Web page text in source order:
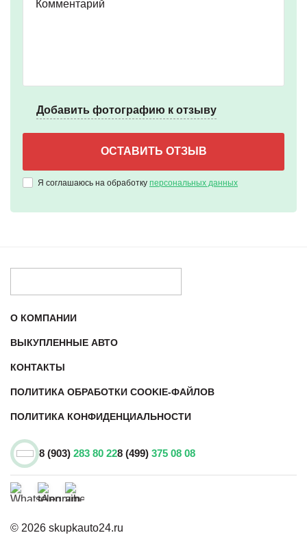
Добавить фотографию к отзыву
Я соглашаюсь на обработку персональных данных
О КОМПАНИИ
ВЫКУПЛЕННЫЕ АВТО
КОНТАКТЫ
ПОЛИТИКА ОБРАБОТКИ COOKIE-ФАЙЛОВ
ПОЛИТИКА КОНФИДЕНЦИАЛЬНОСТИ
8 (903) 283 80 228 (499) 375 08 08
© 2026 skupkauto24.ru